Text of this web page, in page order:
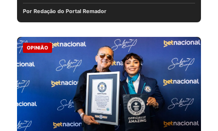
Por Redação do Portal Remador
OPINIÃO